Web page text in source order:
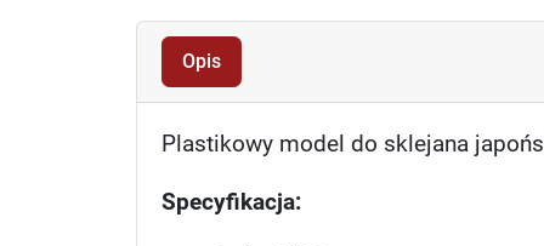
Opis
Plastikowy model do sklejana
Specyfikacja: